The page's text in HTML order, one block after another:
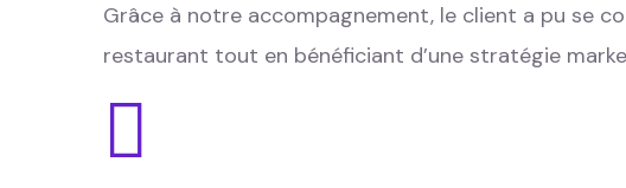
Grâce à notre accompagnement, le client a pu se
restaurant tout en bénéficiant d’une stratégie